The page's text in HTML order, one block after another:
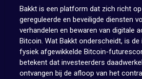
Bakkt is een platform dat zich richt
gereguleerde en beveiligde diensten
verhandelen en bewaren van digitale
Bitcoin. Wat Bakkt onderscheidt, is
fysiek afgewikkelde Bitcoin-
betekent dat investeerders
ontvangen bij de afloop van het